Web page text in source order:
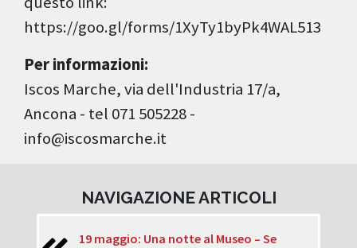
https://goo.gl/forms/1XyTy1byPk4WAL513
Per informazioni:
Iscos Marche, via dell'Industria 17/a,
Ancona - tel 071 505228 -
info@iscosmarche.it
NAVIGAZIONE ARTICOLI
19 maggio: Una notte al Museo – Se